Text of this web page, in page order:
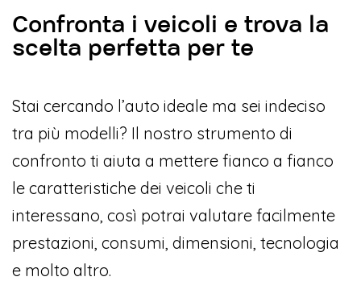
Confronta i veicoli e trova la
scelta perfetta per te
Stai cercando l’auto ideale ma sei indeciso
tra più modelli? Il nostro strumento di
confronto ti aiuta a mettere fianco a fianco
le caratteristiche dei veicoli che ti
interessano, così potrai valutare facilmente
prestazioni, consumi, dimensioni, tecnologia
e molto altro.